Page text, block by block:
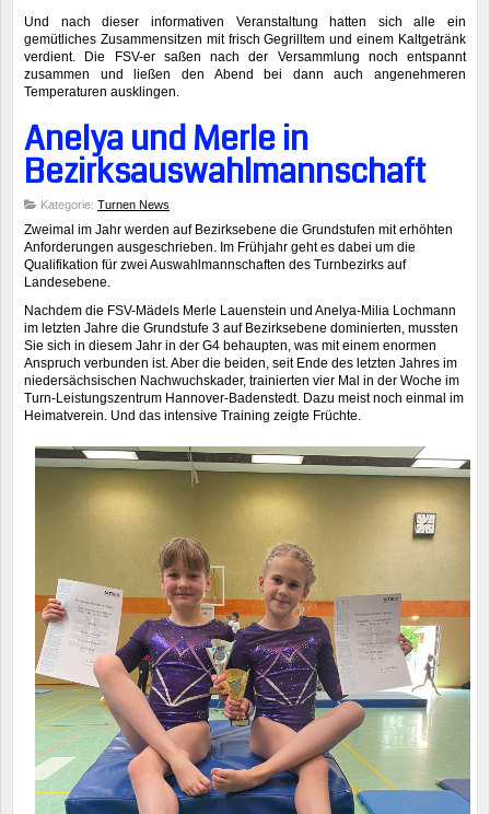
Und nach dieser informativen Veranstaltung hatten sich alle ein
gemütliches Zusammensitzen mit frisch Gegrilltem und einem Kaltgetränk
verdient. Die FSV-er saßen nach der Versammlung noch entspannt
zusammen und ließen den Abend bei dann auch angenehmeren
Temperaturen ausklingen.
Anelya und Merle in
Bezirksauswahlmannschaft
Kategorie: Turnen News
Zweimal im Jahr werden auf Bezirksebene die Grundstufen mit erhöhten
Anforderungen ausgeschrieben. Im Frühjahr geht es dabei um die
Qualifikation für zwei Auswahlmannschaften des Turnbezirks auf
Landesebene.
Nachdem die FSV-Mädels Merle Lauenstein und Anelya-Milia Lochmann
im letzten Jahre die Grundstufe 3 auf Bezirksebene dominierten, mussten
Sie sich in diesem Jahr in der G4 behaupten, was mit einem enormen
Anspruch verbunden ist. Aber die beiden, seit Ende des letzten Jahres im
niedersächsischen Nachwuchskader, trainierten vier Mal in der Woche im
Turn-Leistungszentrum Hannover-Badenstedt. Dazu meist noch einmal im
Heimatverein. Und das intensive Training zeigte Früchte.